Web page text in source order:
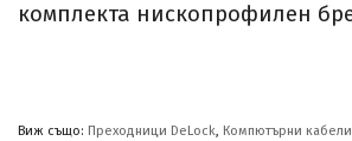
комплекта нископрофилен
Виж също: Преходници DeLock, Компютърни